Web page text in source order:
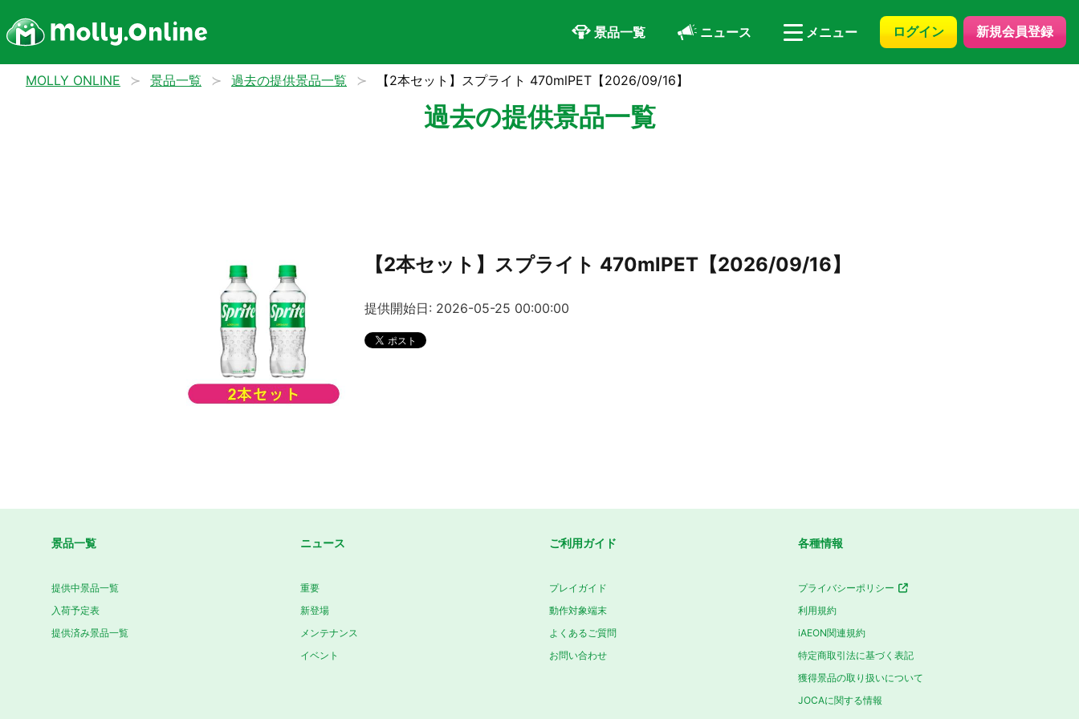
景品一覧 ニュース メニュー ログイン 新規会員登録
MOLLY ONLINE 景品一覧 過去の提供景品一覧 【2本セット】スプライト 470mlPET【2026/09/16】
過去の提供景品一覧
【2本セット】スプライト 470mlPET【2026/09/16】
提供開始日: 2026-05-25 00:00:00
景品一覧
提供中景品一覧
入荷予定表
提供済み景品一覧
ニュース
重要
新登場
メンテナンス
イベント
ご利用ガイド
プレイガイド
動作対象端末
よくあるご質問
お問い合わせ
各種情報
プライバシーポリシー
利用規約
iAEON関連規約
特定商取引法に基づく表記
獲得景品の取り扱いについて
JOCAに関する情報